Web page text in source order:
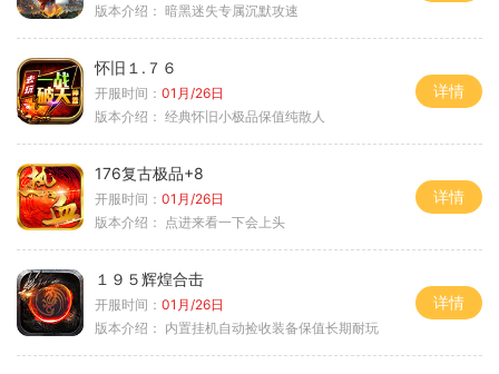
版本介绍： 暗黑迷失专属沉默攻速
怀旧１.７６
开服时间： 01月/26日
版本介绍： 经典怀旧小极品保值纯散人
详情
176复古极品+8
开服时间： 01月/26日
版本介绍： 点进来看一下会上头
详情
１９５辉煌合击
开服时间： 01月/26日
版本介绍： 内置挂机自动捡收装备保值长期耐玩
详情